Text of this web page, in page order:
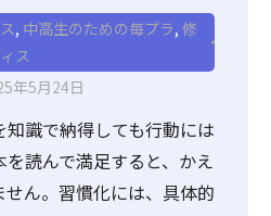
, 中高生のための毎プラ, 修
ス
年5月24日
識で納得しても行動には
読んで満足すると、かえ
ん。習慣化には、具体的